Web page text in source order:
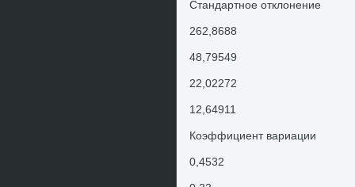
Стандартное отклοнение
262,8688
48,79549
22,02272
12,64911
Коэффициент вариации
0,4532